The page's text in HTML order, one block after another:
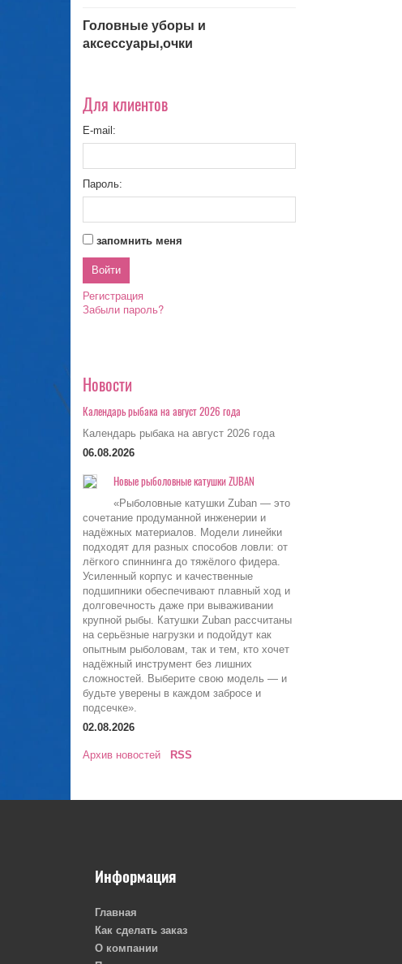
Головные уборы и
аксессуары,очки
Для клиентов
E-mail:
Пароль:
запомнить меня
Регистрация
Забыли пароль?
Новости
Календарь рыбака на август 2026 года
Календарь рыбака на август 2026 года
06.08.2026
Новые рыболовные катушки ZUBAN
«Рыболовные катушки Zuban — это
сочетание продуманной инженерии и
надёжных материалов. Модели линейки
подходят для разных способов ловли: от
лёгкого спиннинга до тяжёлого фидера.
Усиленный корпус и качественные
подшипники обеспечивают плавный ход и
долговечность даже при вываживании
крупной рыбы. Катушки Zuban рассчитаны
на серьёзные нагрузки и подойдут как
опытным рыболовам, так и тем, кто хочет
надёжный инструмент без лишних
сложностей. Выберите свою модель — и
будьте уверены в каждом забросе и
подсечке».
02.08.2026
Архив новостей RSS
Информация
Главная
Как сделать заказ
О компании